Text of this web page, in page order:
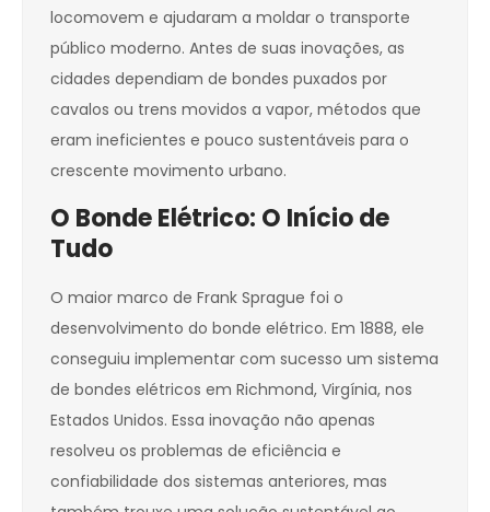
locomovem e ajudaram a moldar o transporte
público moderno. Antes de suas inovações, as
cidades dependiam de bondes puxados por
cavalos ou trens movidos a vapor, métodos que
eram ineficientes e pouco sustentáveis para o
crescente movimento urbano.
O Bonde Elétrico: O Início de
Tudo
O maior marco de Frank Sprague foi o
desenvolvimento do bonde elétrico. Em 1888, ele
conseguiu implementar com sucesso um sistema
de bondes elétricos em Richmond, Virgínia, nos
Estados Unidos. Essa inovação não apenas
resolveu os problemas de eficiência e
confiabilidade dos sistemas anteriores, mas